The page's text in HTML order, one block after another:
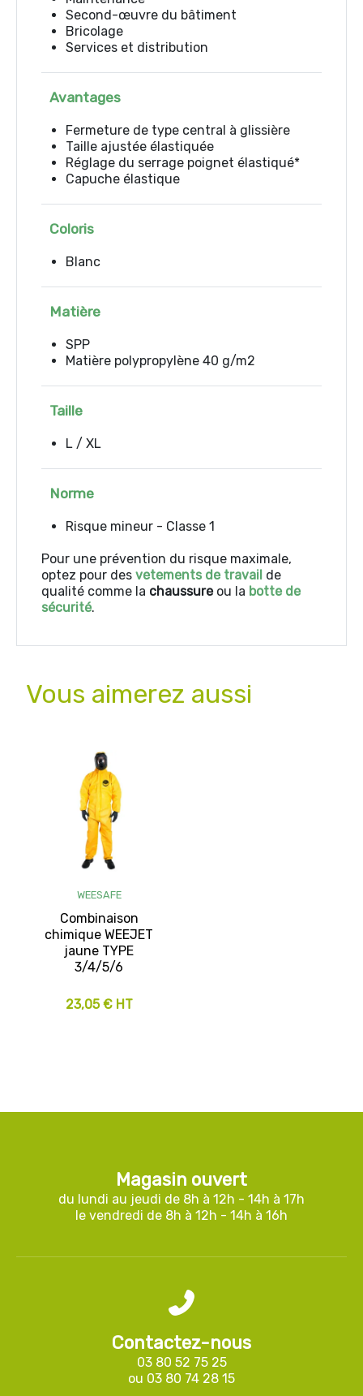
Second-œuvre du bâtiment
Bricolage
Services et distribution
Avantages
Fermeture de type central à glissière
Taille ajustée élastiquée
Réglage du serrage poignet élastiqué*
Capuche élastique
Coloris
Blanc
Matière
SPP
Matière polypropylène 40 g/m2
Taille
L / XL
Norme
Risque mineur - Classe 1
Pour une prévention du risque maximale,
optez pour des vetements de travail de
qualité comme la chaussureou la botte de
sécurité.
Vous aimerez aussi
WEESAFE
Combinaison
chimique WEEJET
jaune TYPE
3/4/5/6
23,05 € HT
Magasin ouvert
du lundi au jeudi de 8h à 12h - 14h à 17h
le vendredi de 8h à 12h - 14h à 16h
Contactez-nous
03 80 52 75 25
ou 03 80 74 28 15